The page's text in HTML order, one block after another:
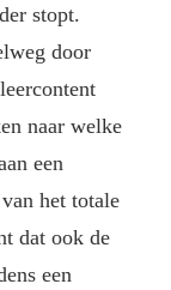
stopt.
door
naar welke
een
het totale
dat ook de
een